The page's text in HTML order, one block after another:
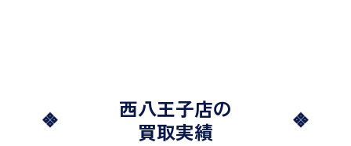
西八王子店の
買取実績